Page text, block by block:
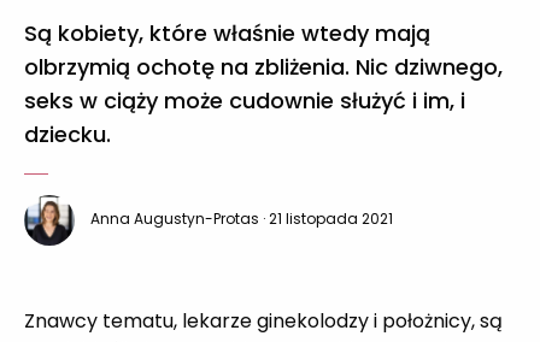
Są kobiety, które właśnie wtedy mają
olbrzymią ochotę na zbliżenia. Nic dziwnego,
seks w ciąży może cudownie służyć i im, i
dziecku.
Anna Augustyn-Protas · 21 listopada 2021
Znawcy tematu, lekarze ginekolodzy i położnicy, są